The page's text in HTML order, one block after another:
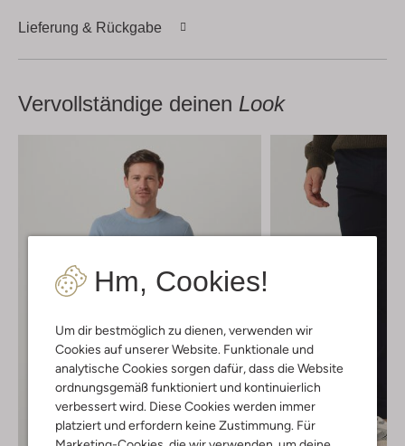
Hm, Cookies!
Um dir bestmöglich zu dienen, verwenden wir
Cookies auf unserer Website. Funktionale und
analytische Cookies sorgen dafür, dass die Website
ordnungsgemäß funktioniert und kontinuierlich
verbessert wird. Diese Cookies werden immer
platziert und erfordern keine Zustimmung. Für
Lieferung & Rückgabe
Vervollständige deinen Look